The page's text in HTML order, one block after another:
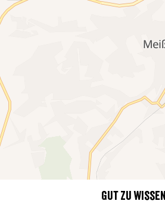
Gut zu wissen